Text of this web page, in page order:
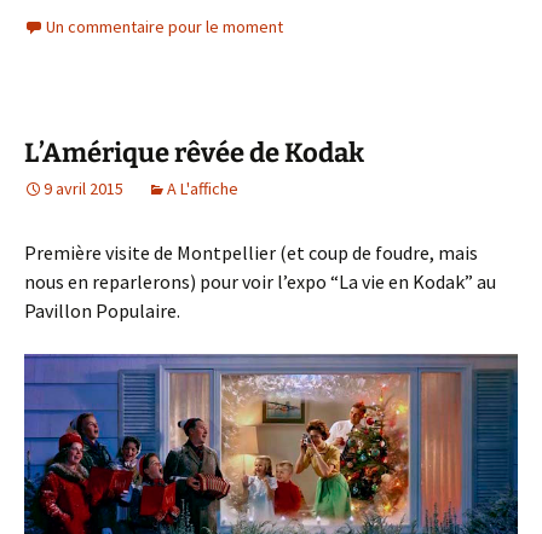
Un commentaire pour le moment
L’Amérique rêvée de Kodak
9 avril 2015 A L'affiche
Première visite de Montpellier (et coup de foudre, mais
nous en reparlerons) pour voir l’expo “La vie en Kodak” au
Pavillon Populaire.